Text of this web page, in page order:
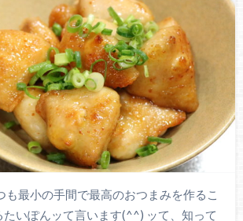
も最小の手間で最高のおつまみを作るこ
たいぽんッて言います(^^) ッて、知って